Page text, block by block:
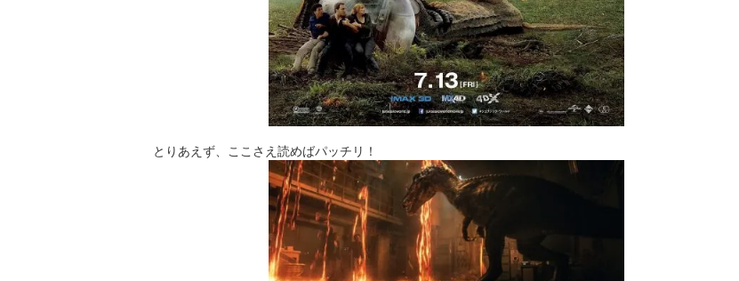
とりあえず、ここさえ読めばパッチリ！